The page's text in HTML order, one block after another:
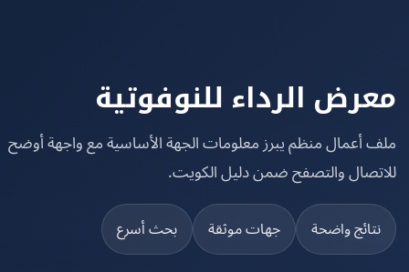
الرداء للنوفوتية
منظم يبرز معلومات الجهة الأساسية مع واجهة أوضح
والتصفح ضمن دليل الكويت.
واضحة جهات موثقة بحث أسرع